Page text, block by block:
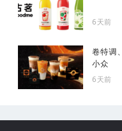
6天前
卷特调
小众
6天前